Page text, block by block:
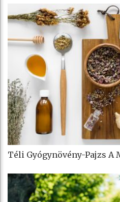
Téli Gyógynövény-Pajzs A